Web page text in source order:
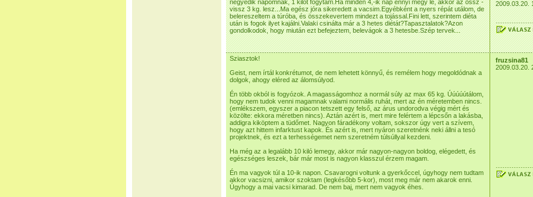
negyedik napomnak, 1 kilót fogytam.Ha minden 4,-ik nap ennyi megy le, akkor az össz -
vissz 3 kg. lesz...Ma egész jóra sikeredett a vacsim.Egyébként a nyers répát utálom, de
belereszeltem a túróba, és összekevertem mindezt a tojással.Fini lett, szerintem diéta
után is fogok ilyet kajálni.Valaki csinálta már a 3 hetes diétát?Tapasztalatok?Azon
gondolkodok, hogy miután ezt befejeztem, belevágok a 3 hetesbe.Szép tervek...
2009.03.20.
Sziasztok!
Geist, nem írtál konkrétumot, de nem lehetett könnyű, és remélem hogy megoldódnak a
dolgok, ahogy eléred az álomsúlyod.
Én több okból is fogyózok. A magasságomhoz a normál súly az max 65 kg. Úúúúútálom,
hogy nem tudok venni magamnak valami normális ruhát, mert az én méretemben nincs.
(emlékszem, egyszer a piacon tetszett egy felső, az árus undorodva végig mért és
közölte: ekkora méretben nincs). Aztán azért is, mert mire felértem a lépcsőn a lakásba,
addigra kiköptem a tüdőmet. Nagyon fáradékony voltam, sokszor úgy vert a szívem,
hogy azt hittem infarktust kapok. És azért is, mert nyáron szeretnénk neki állni a tesó
projektnek, és ezt a terhességemet nem szeretném túlsúllyal kezdeni.
Ha még az a legalább 10 kiló lemegy, akkor már nagyon-nagyon boldog, elégedett, és
egészséges leszek, bár már most is nagyon klasszul érzem magam.
Én ma vagyok túl a 10-ik napon. Csavarogni voltunk a gyerkőccel, úgyhogy nem tudtam
akkor vacsizni, amikor szoktam (legkésőbb 5-kor), most meg már nem akarok enni.
Úgyhogy a mai vacsi kimarad. De nem baj, mert nem vagyok éhes.
fruzsina81
2009.03.20.